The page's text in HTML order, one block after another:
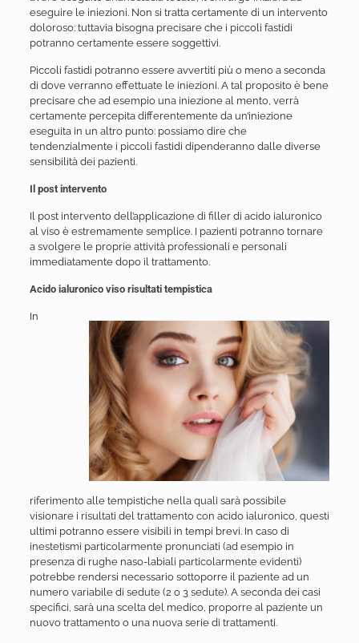
eseguire le iniezioni. Non si tratta certamente di un intervento
doloroso: tuttavia bisogna precisare che i piccoli fastidi
potranno certamente essere soggettivi.
Piccoli fastidi potranno essere avvertiti più o meno a seconda
di dove verranno effettuate le iniezioni. A tal proposito è bene
precisare che ad esempio una iniezione al mento, verrà
certamente percepita differentemente da un’iniezione
eseguita in un altro punto: possiamo dire che
tendenzialmente i piccoli fastidi dipenderanno dalle diverse
sensibilità dei pazienti.
Il post intervento
Il post intervento dell’applicazione di filler di acido ialuronico
al viso è estremamente semplice. I pazienti potranno tornare
a svolgere le proprie attività professionali e personali
immediatamente dopo il trattamento.
Acido ialuronico viso risultati tempistica
In
riferimento alle tempistiche nella quali sarà possibile
visionare i risultati del trattamento con acido ialuronico, questi
ultimi potranno essere visibili in tempi brevi. In caso di
inestetismi particolarmente pronunciati (ad esempio in
presenza di rughe naso-labiali particolarmente evidenti)
potrebbe rendersi necessario sottoporre il paziente ad un
numero variabile di sedute (2 o 3 sedute). A seconda dei casi
specifici, sarà una scelta del medico, proporre al paziente un
nuovo trattamento o una nuova serie di trattamenti.